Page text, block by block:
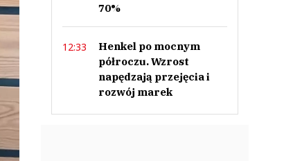
70%
12:33
Henkel po mocnym
półroczu. Wzrost
napędzają przejęcia i
rozwój marek